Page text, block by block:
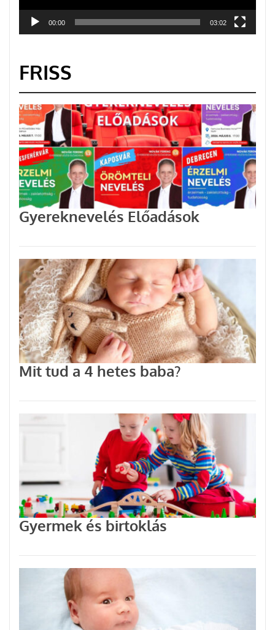
00:00 03:02
FRISS
Gyereknevelés Előadások
Mit tud a 4 hetes baba?
Gyermek és birtoklás